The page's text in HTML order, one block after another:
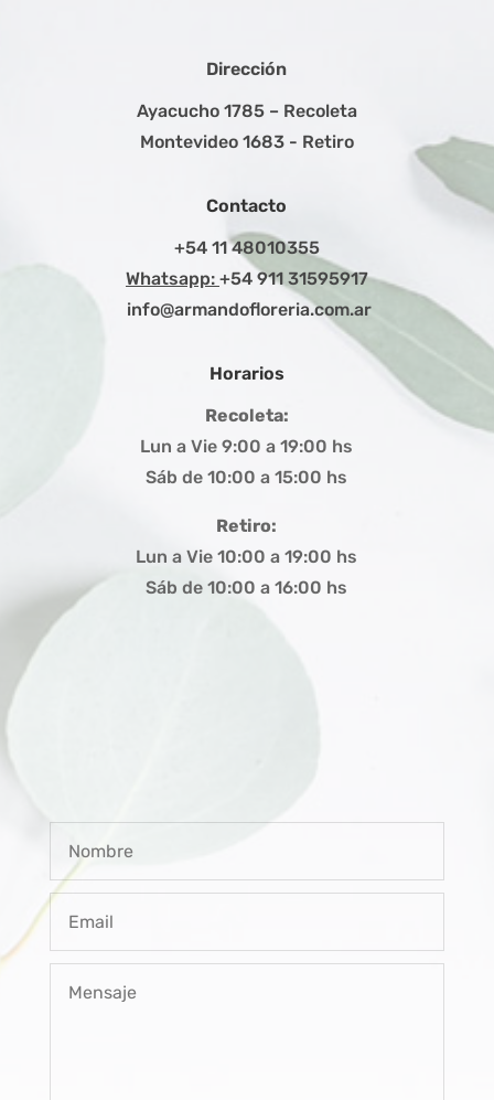
Dirección
Ayacucho 1785 – Recoleta
Montevideo 1683 - Retiro
Contacto
+54 11 48010355
Whatsapp: +54 911 31595917
info@armandofloreria.com.ar
Horarios
Recoleta:
Lun a Vie 9:00 a 19:00 hs
Sáb de 10:00 a 15:00 hs
Retiro:
Lun a Vie 10:00 a 19:00 hs
Sáb de 10:00 a 16:00 hs